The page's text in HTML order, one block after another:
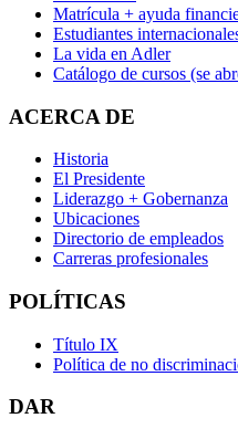
Matrícula + ayuda
Estudiantes
La vida en Adler
Catálogo de cursos (se
ACERCA DE
Historia
El Presidente
Liderazgo + Gobernanza
Ubicaciones
Directorio de empleados
Carreras profesionales
POLÍTICAS
Título IX
Política de no
DAR